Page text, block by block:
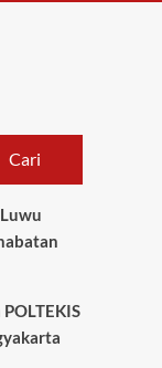
Cari